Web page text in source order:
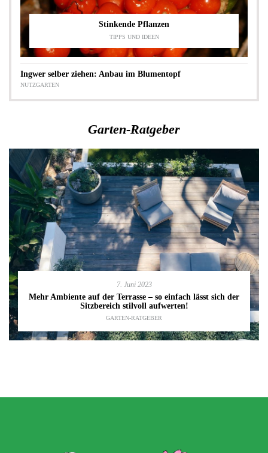
Stinkende Pflanzen
TIPPS UND IDEEN
Ingwer selber ziehen: Anbau im Blumentopf
NUTZGARTEN
Garten-Ratgeber
7. Juni 2023
Mehr Ambiente auf der Terrasse – so einfach lässt sich der
Sitzbereich stilvoll aufwerten!
GARTEN-RATGEBER